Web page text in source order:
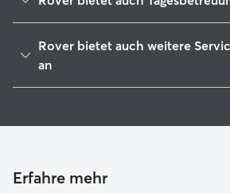
Lautertal (Bergstraße)
Reinheim
Rover bietet auch weitere
an
Gassi-Service in Fischbachtal
Erfahre mehr